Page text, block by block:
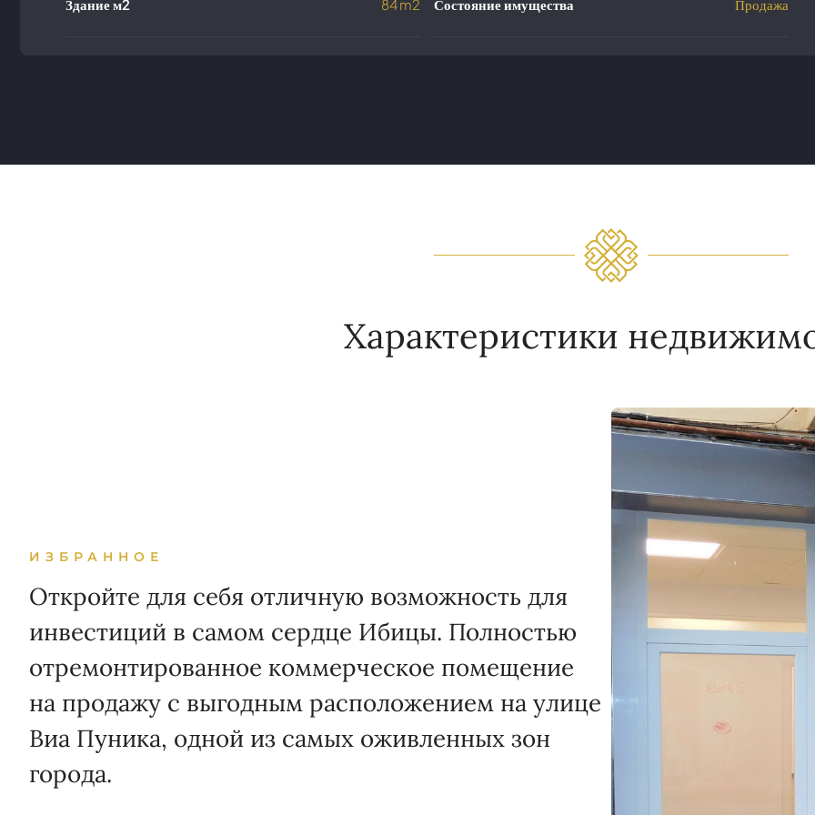
Здание м2 84 m2 Состояние имущества Продажа
Характеристики
ИЗБРАННОЕ
Откройте для себя отличную возможность для
инвестиций в самом сердце Ибицы. Полностью
отремонтированное коммерческое помещение
на продажу с выгодным расположением на улице
Виа Пуника, одной из самых оживленных зон
города.